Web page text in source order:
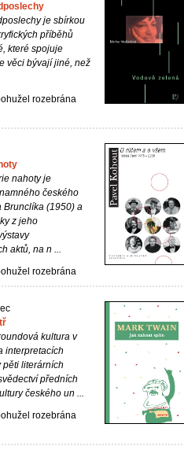
je sbírkou
příběhů
které spojuje
věci bývají jiné, než
rozebrána
nahoty je
českého
Brunclíka (1950) a
z jeho
aktů, na n ...
rozebrána
kultura v
interpretacích
pěti literárních
předních
českého un ...
rozebrána